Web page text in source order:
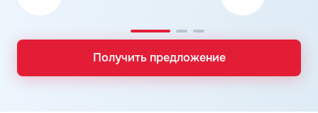
Получить предложение